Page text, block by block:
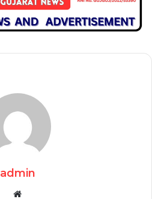
admin
Website